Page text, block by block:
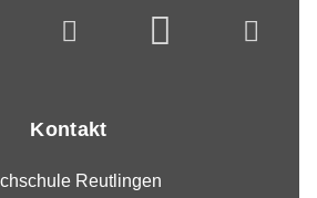
Kontakt
Reutlingen